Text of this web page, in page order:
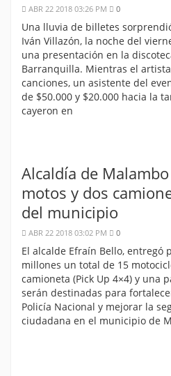
ABR 22 2018 03:26 PM 0
Una lluvia de billetes
Iván Villazón, la noche del
una presentación en la
Barranquilla. Mientras el
canciones, un asistente del
de $50.000 y $20.000 hacia la
cayeron en
Alcaldía de
motos y dos
del municipio
ABR 22 2018 03:02 PM 0
El alcalde Efraín Bello, entregó
millones un total de 15
camioneta (Pick Up 4×4) y una
serán destinadas para
Policía Nacional y mejorar la
ciudadana en el municipio de